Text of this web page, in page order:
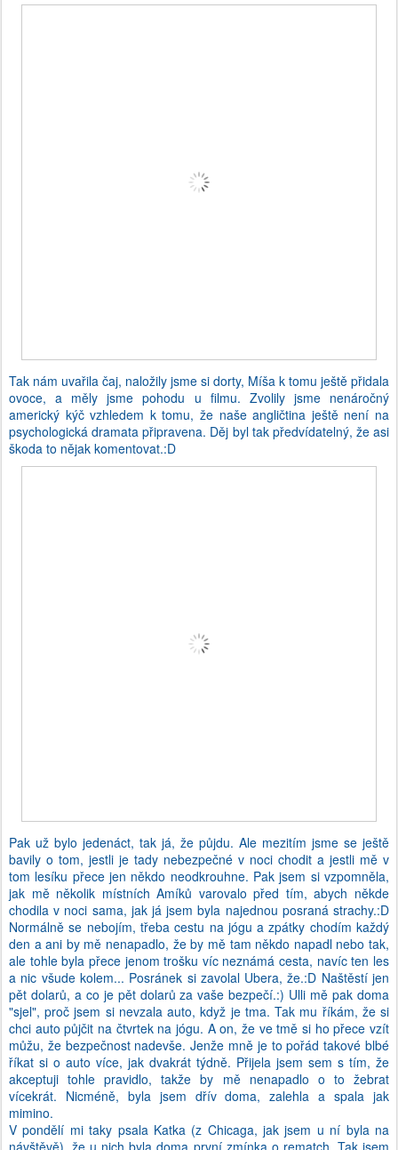
Tak nám uvařila čaj, naložily jsme si dorty, Míša k tomu ještě přidala
ovoce, a měly jsme pohodu u filmu. Zvolily jsme nenáročný
americký kýč vzhledem k tomu, že naše angličtina ještě není na
psychologická dramata připravena. Děj byl tak předvídatelný, že asi
škoda to nějak komentovat.:D
Pak už bylo jedenáct, tak já, že půjdu. Ale mezitím jsme se ještě
bavily o tom, jestli je tady nebezpečné v noci chodit a jestli mě v
tom lesíku přece jen někdo neodkrouhne. Pak jsem si vzpomněla,
jak mě několik místních Amíků varovalo před tím, abych někde
chodila v noci sama, jak já jsem byla najednou posraná strachy.:D
Normálně se nebojím, třeba cestu na jógu a zpátky chodím každý
den a ani by mě nenapadlo, že by mě tam někdo napadl nebo tak,
ale tohle byla přece jenom trošku víc neznámá cesta, navíc ten les
a nic všude kolem... Posránek si zavolal Ubera, že.:D Naštěstí jen
pět dolarů, a co je pět dolarů za vaše bezpečí.:) Ulli mě pak doma
"sjel", proč jsem si nevzala auto, když je tma. Tak mu říkám, že si
chci auto půjčit na čtvrtek na jógu. A on, že ve tmě si ho přece vzít
můžu, že bezpečnost nadevše. Jenže mně je to pořád takové blbé
říkat si o auto více, jak dvakrát týdně. Přijela jsem sem s tím, že
akceptuji tohle pravidlo, takže by mě nenapadlo o to žebrat
vícekrát. Nicméně, byla jsem dřív doma, zalehla a spala jak
mimino.
V pondělí mi taky psala Katka (z Chicaga, jak jsem u ní byla na
návštěvě), že u nich byla doma první zmínka o rematch. Tak jsem